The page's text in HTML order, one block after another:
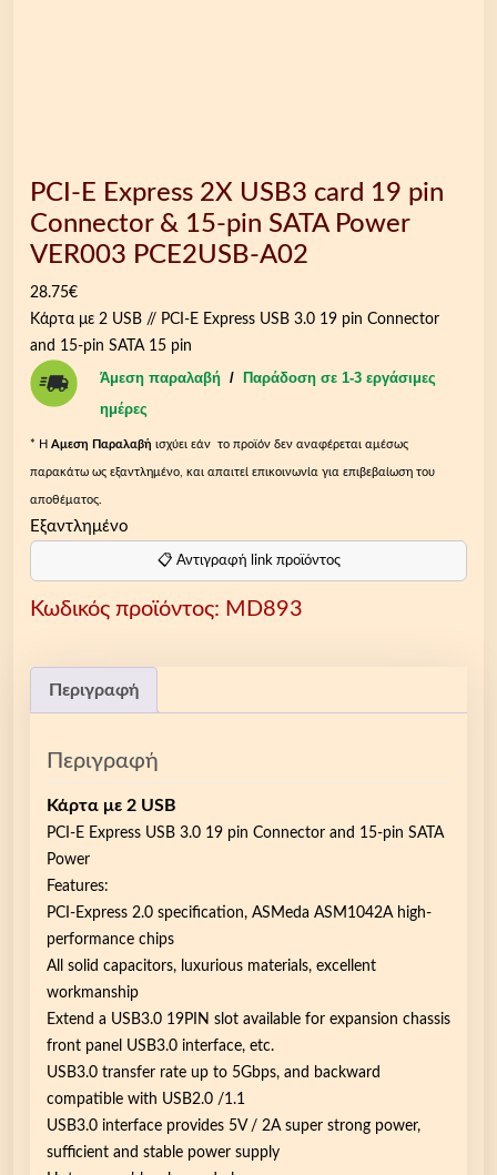
PCI-E Express 2X USB3 card 19 pin
Connector & 15-pin SATA Power
VER003 PCE2USB-A02
28.75€
Κάρτα με 2 USB // PCI-E Express USB 3.0 19 pin Connector
and 15-pin SATA 15 pin
Άμεση παραλαβή /
Παράδοση σε 1-3 εργάσιμες
ημέρες
* Η Aμεση Παραλαβή ισχύει εάν το προϊόν δεν αναφέρεται αμέσως
παρακάτω ως εξαντλημένο, και απαιτεί επικοινωνία για επιβεβαίωση του
αποθέματος.
Εξαντλημένο
📋 Αντιγραφή link προϊόντος
Κωδικός προϊόντος: MD893
Περιγραφή
Περιγραφή
Κάρτα με 2 USB
PCI-E Express USB 3.0 19 pin Connector and 15-pin SATA
Power
Features:
PCI-Express 2.0 specification, ASMeda ASM1042A high-
performance chips
All solid capacitors, luxurious materials, excellent
workmanship
Extend a USB3.0 19PIN slot available for expansion chassis
front panel USB3.0 interface, etc.
USB3.0 transfer rate up to 5Gbps, and backward
compatible with USB2.0 /1.1
USB3.0 interface provides 5V / 2A super strong power,
sufficient and stable power supply